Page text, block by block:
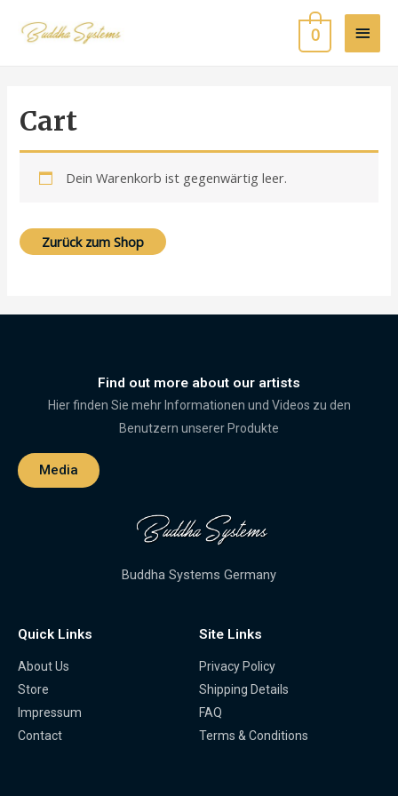
0
Cart
Dein Warenkorb ist gegenwärtig leer.
Zurück zum Shop
Find out more about our artists
Hier finden Sie mehr Informationen und Videos zu den
Benutzern unserer Produkte
Media
Buddha Systems Germany
Quick Links
About Us
Store
Impressum
Contact
Site Links
Privacy Policy
Shipping Details
FAQ
Terms & Conditions